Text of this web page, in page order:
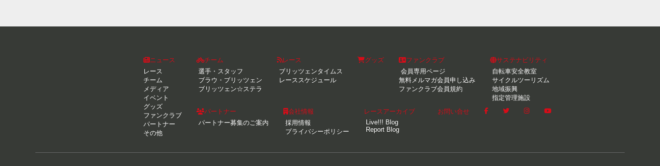
ニュース
レース
チーム
メディア
イベント
グッズ
ファンクラブ
パートナー
その他
チーム
選手・スタッフ
ブラウ・ブリッツェン
ブリッツェン☆ステラ
レース
ブリッツェンタイムス
レーススケジュール
グッズ
ファンクラブ
会員専用ページ
無料メルマガ会員申し込み
ファンクラブ会員規約
サステナビリティ
自転車安全教室
サイクルツーリズム
地域振興
指定管理施設
パートナー
パートナー募集のご案内
会社情報
採用情報
プライバシーポリシー
レースアーカイブ
Live!!! Blog
Report Blog
お問い合せ